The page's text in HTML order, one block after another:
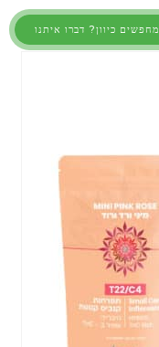
מחפשים כיוון? דברו איתנו